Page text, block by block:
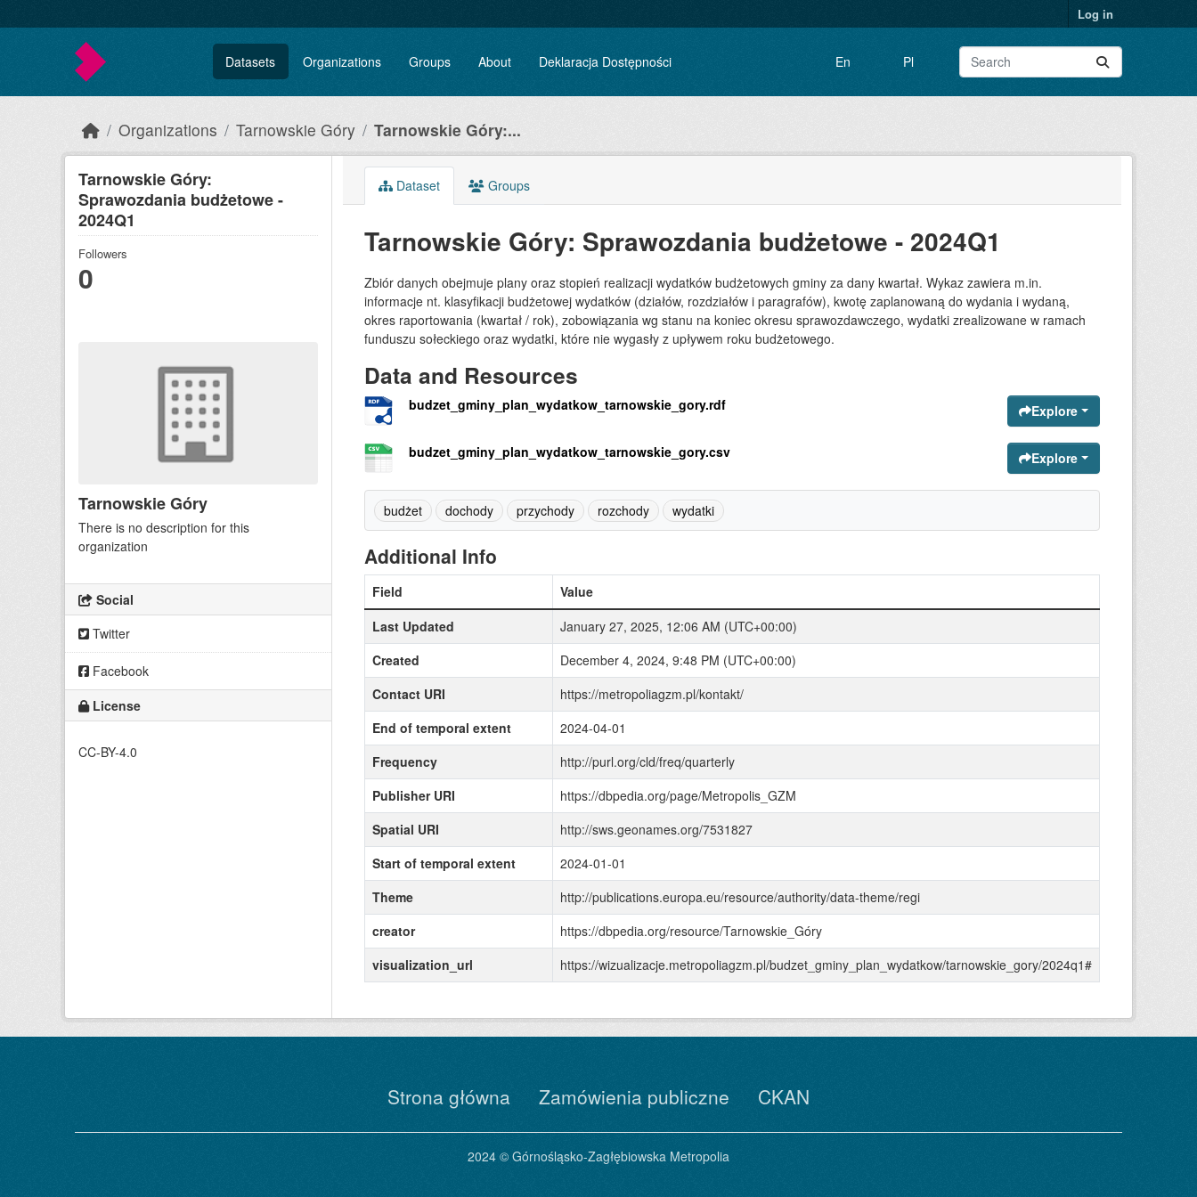
Log in
Datasets Organizations Groups About Deklaracja Dostępności En Pl
Organizations Tarnowskie Góry Tarnowskie Góry:...
Tarnowskie Góry:
Sprawozdania budżetowe -
2024Q1
Followers
0
Tarnowskie Góry
There is no description for this
organization
Social
Twitter
Facebook
License
CC-BY-4.0
Dataset Groups
Tarnowskie Góry: Sprawozdania budżetowe - 2024Q1
Zbiór danych obejmuje plany oraz stopień realizacji wydatków budżetowych gminy za dany kwartał. Wykaz zawiera m.in.
informacje nt. klasyfikacji budżetowej wydatków (działów, rozdziałów i paragrafów), kwotę zaplanowaną do wydania i wydaną,
okres raportowania (kwartał / rok), zobowiązania wg stanu na koniec okresu sprawozdawczego, wydatki zrealizowane w ramach
funduszu sołeckiego oraz wydatki, które nie wygasły z upływem roku budżetowego.
Data and Resources
budzet_gminy_plan_wydatkow_tarnowskie_gory.rdf Explore
budzet_gminy_plan_wydatkow_tarnowskie_gory.csv Explore
budżet dochody przychody rozchody wydatki
Additional Info
Field
Value
Last Updated
January 27, 2025, 12:06 AM (UTC+00:00)
Created
December 4, 2024, 9:48 PM (UTC+00:00)
Contact URI
https://metropoliagzm.pl/kontakt/
End of temporal extent
2024-04-01
Frequency
http://purl.org/cld/freq/quarterly
Publisher URI
https://dbpedia.org/page/Metropolis_GZM
Spatial URI
http://sws.geonames.org/7531827
Start of temporal extent
2024-01-01
Theme
http://publications.europa.eu/resource/authority/data-theme/regi
creator
https://dbpedia.org/resource/Tarnowskie_Góry
visualization_url
https://wizualizacje.metropoliagzm.pl/budzet_gminy_plan_wydatkow/tarnowskie_gory/2024q1#
Strona główna Zamówienia publiczne CKAN
2024 © Górnośląsko-Zagłębiowska Metropolia